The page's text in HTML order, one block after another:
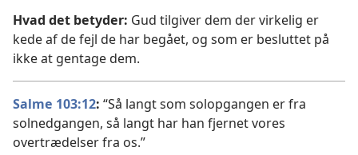
Hvad det betyder: Gud tilgiver dem der virkelig er
kede af de fejl de har begået, og som er besluttet på
ikke at gentage dem.
Salme 103:12: “Så langt som solopgangen er fra
solnedgangen, så langt har han fjernet vores
overtrædelser fra os.”